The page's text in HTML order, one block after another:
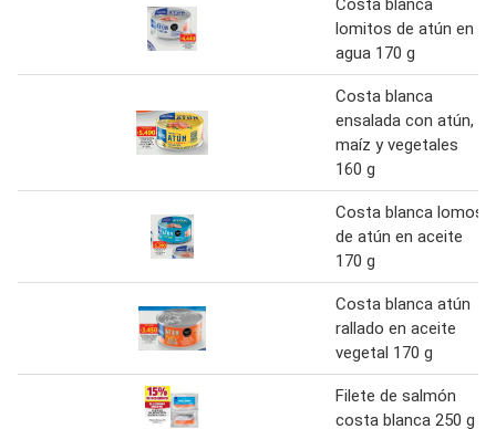
Costa blanca
lomitos de atún en
agua 170 g
Costa blanca
ensalada con atún,
maíz y vegetales
160 g
Costa blanca lomos
de atún en aceite
170 g
Costa blanca atún
rallado en aceite
vegetal 170 g
Filete de salmón
costa blanca 250 g